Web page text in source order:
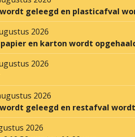
wordt geleegd en plasticafval
2026
en karton wordt
2026
2026
wordt geleegd en restafval
2026